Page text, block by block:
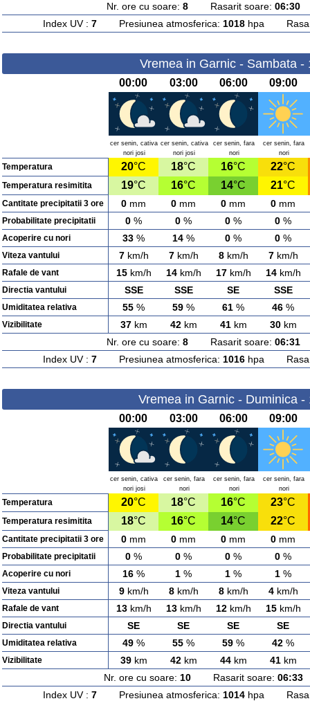
Nr. ore cu soare: 8Rasarit soare: 06:30
Index UV : 7Presiunea atmosferica: 1018hpa
Vremea in Garnic - Sambata -
00:00 03:00 06:00 09:00
cer senin, cativa
nori josi
cer senin, cativa
nori josi
cer senin, fara
nori
cer senin, fara
nori
Temperatura 20°C 18°C 16°C 22°C
Temperatura resimitita 19°C 16°C 14°C 21°C
Cantitate precipitatii 3 ore 0 mm 0 mm 0 mm 0 mm
Probabilitate precipitatii 0 % 0 % 0 % 0 %
Acoperire cu nori 33 % 14 % 0 % 0 %
Viteza vantului 7km/h 7km/h 8km/h 7km/h
Rafale de vant 15km/h 14km/h 17km/h 14km/h
Directia vantului SSE SSE SE SSE
Umiditatea relativa 55 % 59 % 61 % 46 %
Vizibilitate 37km 42km 41km 30km
Nr. ore cu soare: 8Rasarit soare: 06:31
Index UV : 7Presiunea atmosferica: 1016hpa
Vremea in Garnic - Duminica -
00:00 03:00 06:00 09:00
cer senin, cativa
nori josi
cer senin, fara
nori
cer senin, fara
nori
cer senin, fara
nori
Temperatura 20°C 18°C 16°C 23°C
Temperatura resimitita 18°C 16°C 14°C 22°C
Cantitate precipitatii 3 ore 0 mm 0 mm 0 mm 0 mm
Probabilitate precipitatii 0 % 0 % 0 % 0 %
Acoperire cu nori 16 % 1 % 1 % 1 %
Viteza vantului 9km/h 8km/h 8km/h 4km/h
Rafale de vant 13km/h 13km/h 12km/h 15km/h
Directia vantului SE SE SE SE
Umiditatea relativa 49 % 55 % 59 % 42 %
Vizibilitate 39km 42km 44km 41km
Nr. ore cu soare: 10Rasarit soare: 06:33
Index UV : 7Presiunea atmosferica: 1014hpa